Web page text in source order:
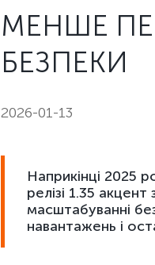
МЕНШЕ
БЕЗПЕКИ
2026-01-13
Наприкінці 2025
релізі 1.35
масштабуванні
навантажень і